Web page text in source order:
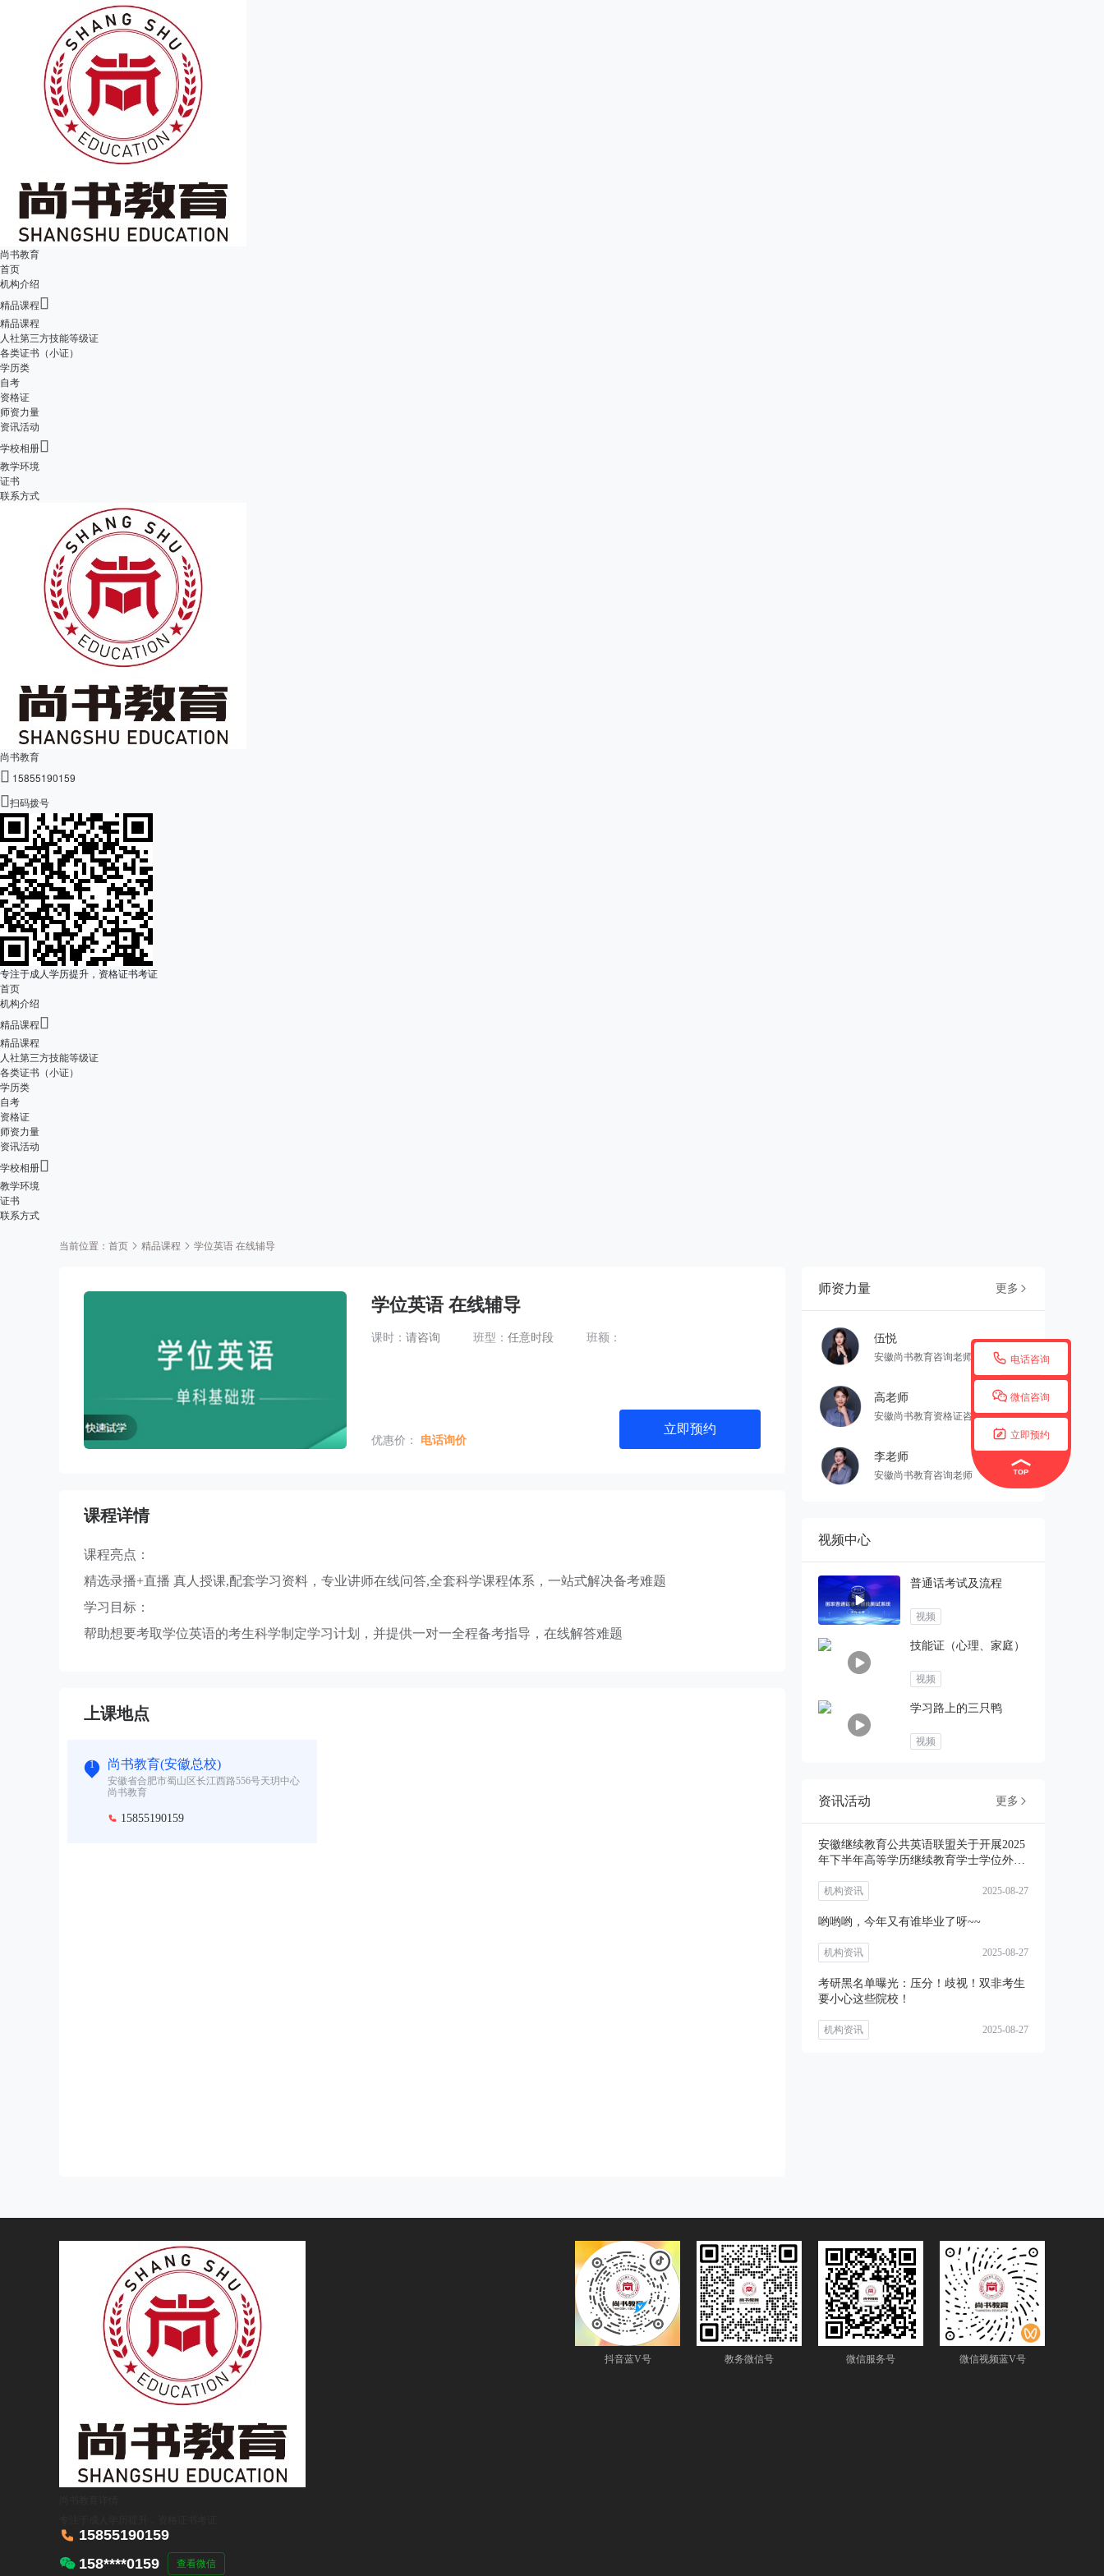
尚书教育
首页
机构介绍
精品课程
精品课程
人社第三方技能等级证
各类证书（小证）
学历类
自考
资格证
师资力量
资讯活动
学校相册
教学环境
证书
联系方式
尚书教育
 15855190159
扫码拨号
专注于成人学历提升，资格证书考证
首页
机构介绍
精品课程
精品课程
人社第三方技能等级证
各类证书（小证）
学历类
自考
资格证
师资力量
资讯活动
学校相册
教学环境
证书
联系方式
 电话咨询
 微信咨询
 立即预约
当前位置： 首页 精品课程 学位英语 在线辅导
学位英语 在线辅导
课时： 请咨询 班型： 任意时段 班额：
优惠价： 电话询价
立即预约
课程详情
课程亮点：
精选录播+直播 真人授课,配套学习资料，专业讲师在线问答,全套科学课程体系，一站式解决备考难题
学习目标：
帮助想要考取学位英语的考生科学制定学习计划，并提供一对一全程备考指导，在线解答难题
上课地点
1 尚书教育(安徽总校)
安徽省合肥市蜀山区长江西路556号天玥中心
尚书教育
 15855190159
师资力量 更多 
伍悦
安徽尚书教育咨询老师
高老师
安徽尚书教育资格证咨询老师
李老师
安徽尚书教育咨询老师
视频中心
普通话考试及流程
视频
技能证（心理、家庭）
视频
学习路上的三只鸭
视频
资讯活动 更多 
安徽继续教育公共英语联盟关于开展2025
年下半年高等学历继续教育学士学位外语
机构资讯 2025-08-27
哟哟哟，今年又有谁毕业了呀~~
机构资讯 2025-08-27
考研黑名单曝光：压分！歧视！双非考生
要小心这些院校！
机构资讯 2025-08-27
 15855190159
 158****0159 查看微信
抖音蓝V号 教务微信号 微信服务号 微信视频蓝V号